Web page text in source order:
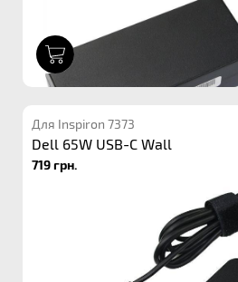
Для Inspiron 7373
Dell 65W USB-C Wall
719 грн.